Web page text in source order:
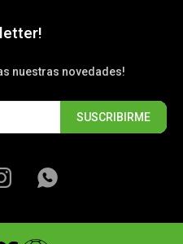
nuestras novedades!
SUSCRIBIRME
